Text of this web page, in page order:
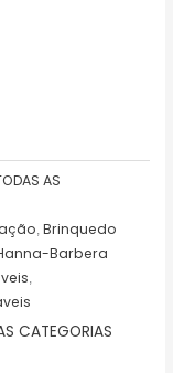
AS
,Brinquedo
Barbera
CATEGORIAS